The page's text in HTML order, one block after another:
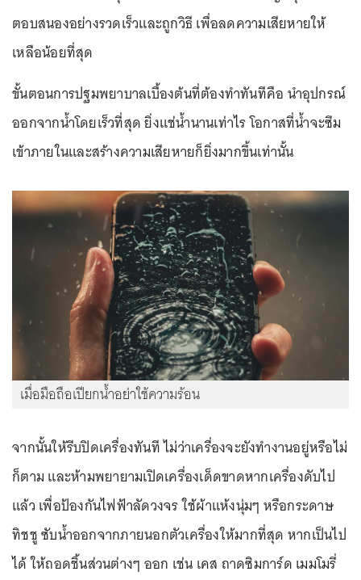
ตอบสนองอย่างรวดเร็วและถูกวิธี เพื่อลดความเสียหายให้
เหลือน้อยที่สุด
ขั้นตอนการปฐมพยาบาลเบื้องต้นที่ต้องทำทันทีคือ นำอุปกรณ์
ออกจากน้ำโดยเร็วที่สุด ยิ่งแช่น้ำนานเท่าไร โอกาสที่น้ำจะซึม
เข้าภายในและสร้างความเสียหายก็ยิ่งมากขึ้นเท่านั้น
เมื่อมือถือเปียกน้ำอย่าใช้ความร้อน
จากนั้นให้รีบปิดเครื่องทันที ไม่ว่าเครื่องจะยังทำงานอยู่หรือไม่
ก็ตาม และห้ามพยายามเปิดเครื่องเด็ดขาดหากเครื่องดับไป
แล้ว เพื่อป้องกันไฟฟ้าลัดวงจร ใช้ผ้าแห้งนุ่มๆ หรือกระดาษ
ทิชชู ซับน้ำออกจากภายนอกตัวเครื่องให้มากที่สุด หากเป็นไป
ได้ ให้ถอดชิ้นส่วนต่างๆ ออก เช่น เคส ถาดซิมการ์ด เมมโมรี่